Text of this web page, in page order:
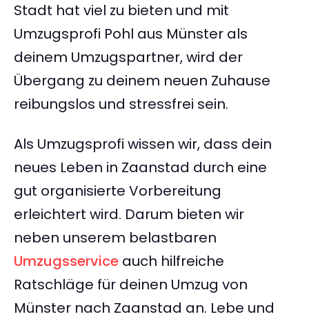
Stadt hat viel zu bieten und mit
Umzugsprofi Pohl aus Münster als
deinem Umzugspartner, wird der
Übergang zu deinem neuen Zuhause
reibungslos und stressfrei sein.
Als Umzugsprofi wissen wir, dass dein
neues Leben in Zaanstad durch eine
gut organisierte Vorbereitung
erleichtert wird. Darum bieten wir
neben unserem belastbaren
Umzugsservice auch hilfreiche
Ratschläge für deinen Umzug von
Münster nach Zaanstad an. Lebe und